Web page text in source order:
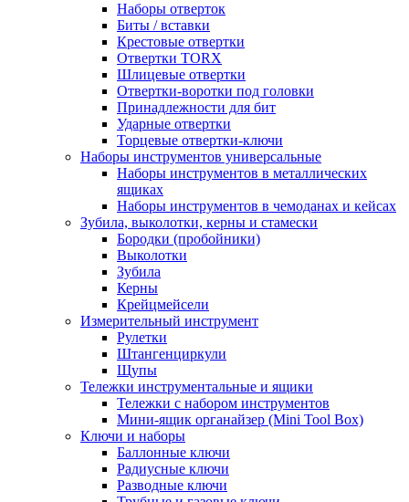
Наборы отверток
Биты / вставки
Крестовые отвертки
Отвертки TORX
Шлицевые отвертки
Отвертки-воротки под головки
Принадлежности для бит
Ударные отвертки
Торцевые отвертки-ключи
Наборы инструментов универсальные
Наборы инструментов в металлических
ящиках
Наборы инструментов в чемоданах и кейсах
Зубила, выколотки, керны и стамески
Бородки (пробойники)
Выколотки
Зубила
Керны
Крейцмейсели
Измерительный инструмент
Рулетки
Штангенциркули
Щупы
Тележки инструментальные и ящики
Тележки с набором инструментов
Мини-ящик органайзер (Mini Tool Box)
Ключи и наборы
Баллонные ключи
Радиусные ключи
Разводные ключи